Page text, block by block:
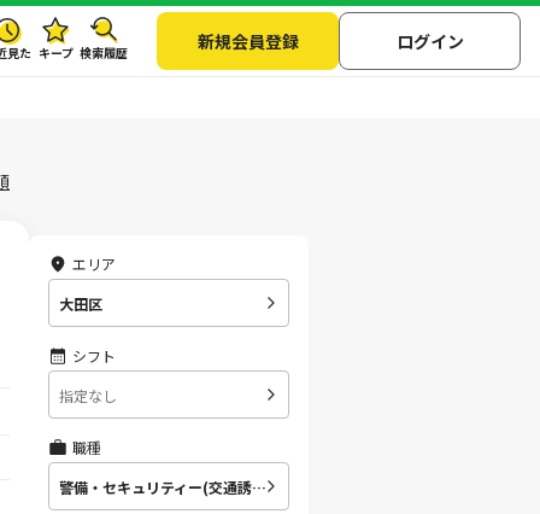
見た キープ 検索履歴 新規会員登録 ログイン
エリア
大田区
シフト
指定なし
職種
警備・セキュリティー(交通誘導・車両誘導)